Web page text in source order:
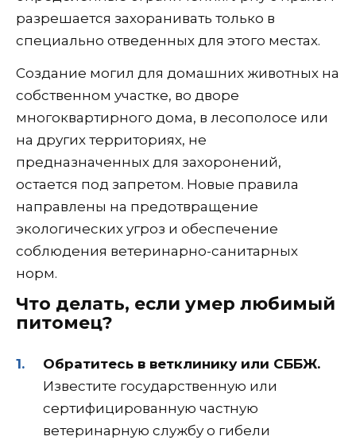
разрешается захоранивать только в
специально отведенных для этого местах.
Создание могил для домашних животных на
собственном участке, во дворе
многоквартирного дома, в лесополосе или
на других территориях, не
предназначенных для захоронений,
остается под запретом. Новые правила
направлены на предотвращение
экологических угроз и обеспечение
соблюдения ветеринарно-санитарных
норм.
Что делать, если умер любимый
питомец?
Обратитесь в ветклинику или СББЖ.
Известите государственную или
сертифицированную частную
ветеринарную службу о гибели